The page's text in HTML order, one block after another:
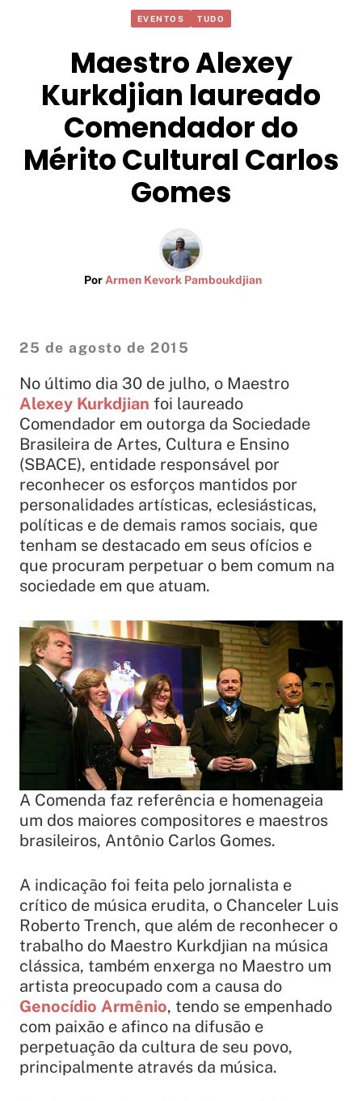
EVENTOS TUDO
Maestro Alexey
Kurkdjian laureado
Comendador do
Mérito Cultural Carlos
Gomes
PorArmen Kevork Pamboukdjian
25 de agosto de 2015
No último dia 30 de julho, o Maestro
Alexey Kurkdjian foi laureado
Comendador em outorga da Sociedade
Brasileira de Artes, Cultura e Ensino
(SBACE), entidade responsável por
reconhecer os esforços mantidos por
personalidades artísticas, eclesiásticas,
políticas e de demais ramos sociais, que
tenham se destacado em seus ofícios e
que procuram perpetuar o bem comum na
sociedade em que atuam.
A Comenda faz referência e homenageia
um dos maiores compositores e maestros
brasileiros, Antônio Carlos Gomes.
A indicação foi feita pelo jornalista e
crítico de música erudita, o Chanceler Luis
Roberto Trench, que além de reconhecer o
trabalho do Maestro Kurkdjian na música
clássica, também enxerga no Maestro um
artista preocupado com a causa do
Genocídio Armênio, tendo se empenhado
com paixão e afinco na difusão e
perpetuação da cultura de seu povo,
principalmente através da música.